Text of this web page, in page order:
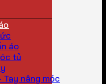
áo
tủ
nâng móc